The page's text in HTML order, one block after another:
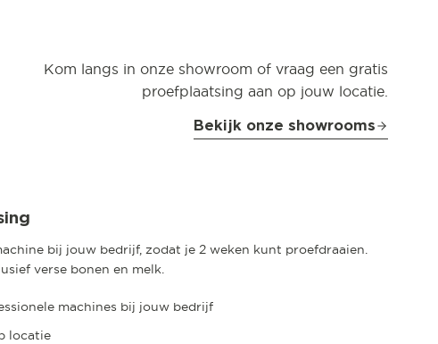
Kom langs in onze showroom of vraag een gratis
proefplaatsing aan op jouw locatie.
Bekijk onze showrooms
bij jouw bedrijf, zodat je 2 weken kunt proefdraaien.
verse bonen en melk.
machines bij jouw bedrijf
locatie